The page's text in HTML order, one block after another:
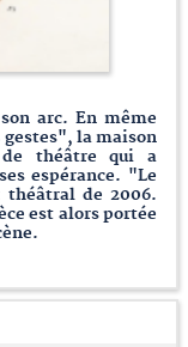
arc. En même
gestes", la maison
de théâtre qui a
espérance. "Le
théâtral de 2006.
est alors portée